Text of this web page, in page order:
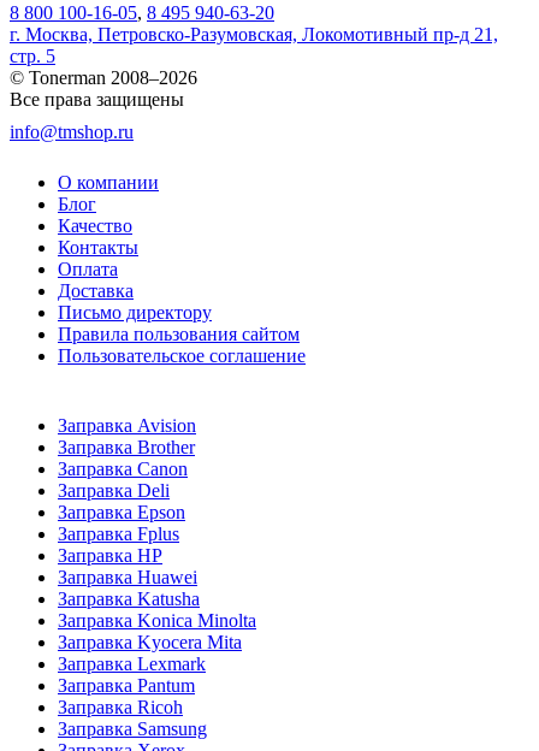
8 800 100-16-05, 8 495 940-63-20
г. Москва, Петровско-Разумовская, Локомотивный пр-д 21,
стр. 5
© Tonerman 2008–2026
Все права защищены
info@tmshop.ru
О компании
Блог
Качество
Контакты
Оплата
Доставка
Письмо директору
Правила пользования сайтом
Пользовательское соглашение
Заправка Avision
Заправка Brother
Заправка Canon
Заправка Deli
Заправка Epson
Заправка Fplus
Заправка HP
Заправка Huawei
Заправка Katusha
Заправка Konica Minolta
Заправка Kyocera Mita
Заправка Lexmark
Заправка Pantum
Заправка Ricoh
Заправка Samsung